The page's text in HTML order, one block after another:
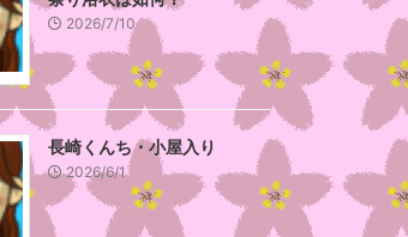
2026/7/10
長崎くんち・小屋入り
2026/6/1